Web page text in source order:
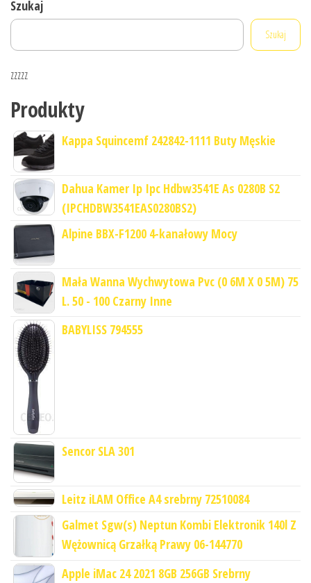
Szukaj
Szukaj
zzzzz
Produkty
Kappa Squincemf 242842-1111 Buty Męskie
Dahua Kamer Ip Ipc Hdbw3541E As 0280B S2
(IPCHDBW3541EAS0280BS2)
Alpine BBX-F1200 4-kanałowy Mocy
Mała Wanna Wychwytowa Pvc (0 6M X 0 5M) 75
L. 50 - 100 Czarny Inne
BABYLISS 794555
Sencor SLA 301
Leitz iLAM Office A4 srebrny 72510084
Galmet Sgw(s) Neptun Kombi Elektronik 140l Z
Wężownicą Grzałką Prawy 06-144770
Apple iMac 24 2021 8GB 256GB Srebrny